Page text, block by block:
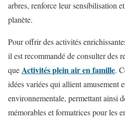
arbres, renforce leur sensibilisation
planète.
Pour offrir des activités
il est recommandé de consulter des
queActivités plein air en famille.
idées variées qui allient amusement
environnementale, permettant ainsi
mémorables et formatrices pour les